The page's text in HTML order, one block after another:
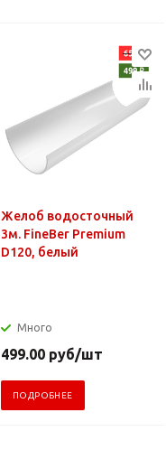
Желоб водосточный
3м. FineBer Premium
D120, белый
Много
499.00 руб/шт
ПОДРОБНЕЕ